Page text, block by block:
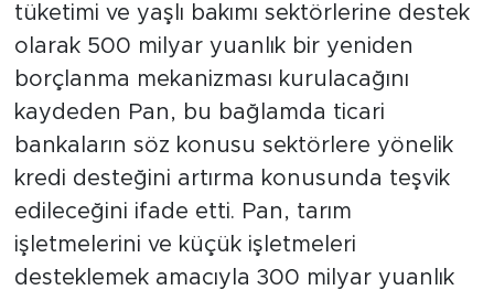
tüketimi ve yaşlı bakımı sektörlerine destek
olarak 500 milyar yuanlık bir yeniden
borçlanma mekanizması kurulacağını
kaydeden Pan, bu bağlamda ticari
bankaların söz konusu sektörlere yönelik
kredi desteğini artırma konusunda teşvik
edileceğini ifade etti. Pan, tarım
işletmelerini ve küçük işletmeleri
desteklemek amacıyla 300 milyar yuanlık